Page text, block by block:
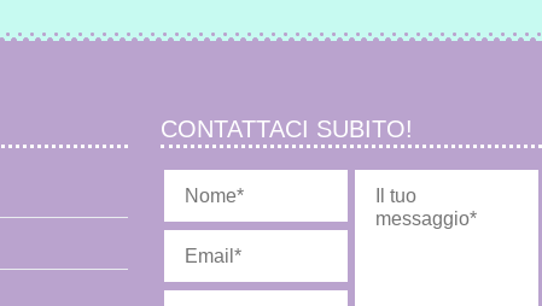
CONTATTACI SUBITO!